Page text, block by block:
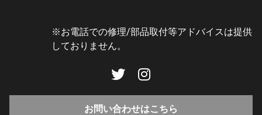
※お電話での修理/部品取付等アドバイスは提供
しておりません。
お問い合わせはこちら